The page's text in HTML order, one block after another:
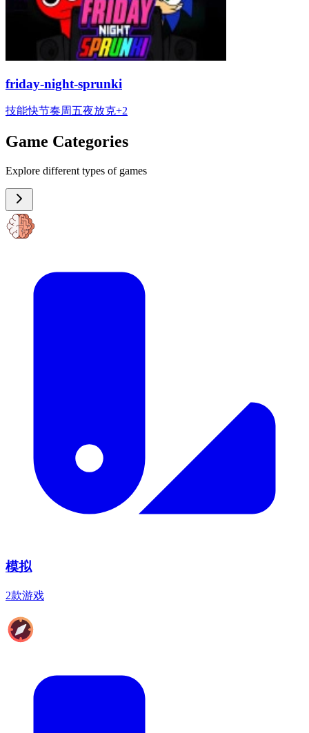
friday-night-sprunki
技能快节奏周五夜放克+2
Game Categories
Explore different types of games
模拟
2款游戏